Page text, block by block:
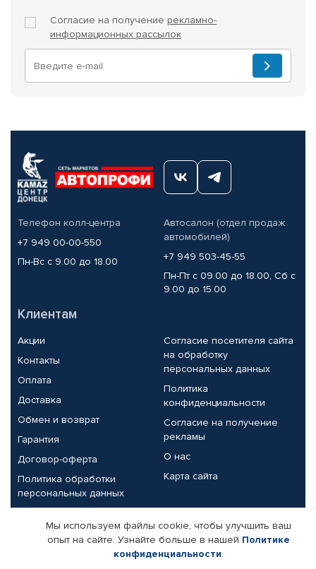
Согласие на получение рекламно-
информационных рассылок
Телефон колл-центра
+7 949 00-00-550
Пн-Вс с 9.00 до 18.00
Автосалон (отдел продаж
автомобилей)
+7 949 503-45-55
Пн-Пт с 09.00 до 18.00, Сб с
9.00 до 15.00
Клиентам
Акции
Контакты
Оплата
Доставка
Обмен и возврат
Гарантия
Договор-оферта
Политика обработки
персональных данных
Согласие посетителя сайта
на обработку
персональных данных
Политика
конфиденциальности
Согласие на получение
рекламы
О нас
Карта сайта
Партнерам
Корпоративным клиентам
Реквизиты компании
Мы используем файлы cookie, чтобы улучшить ваш
опыт на сайте. Узнайте больше в нашей Политике
конфиденциальности.